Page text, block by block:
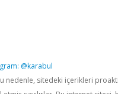
@karabul
nedenle, sitedeki içerikleri